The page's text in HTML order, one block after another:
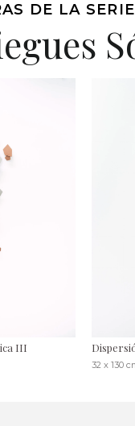
DE LA SERIE
III
32 x 130